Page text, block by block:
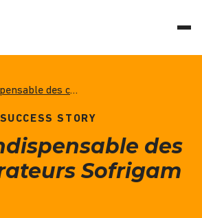
L’outil indispensable des collaborateurs Sofrigam
SUCCESS STORY
des
Sofrigam